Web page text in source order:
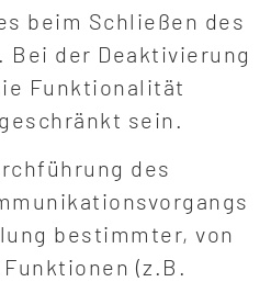
beim Schließen des
Bei der Deaktivierung
Funktionalität
sein.
des
bestimmter, von
(z.B.